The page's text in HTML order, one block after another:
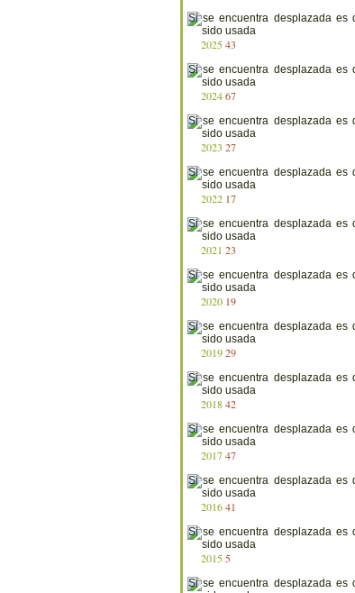
202543
202467
2023 27
2022 17
2021 23
2020 19
201929
201842
201747
201641
2015 5